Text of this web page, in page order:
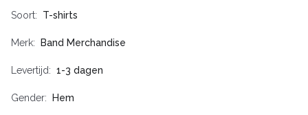
Soort T-shirts
Merk Band Merchandise
Levertijd 1-3 dagen
Gender Hem